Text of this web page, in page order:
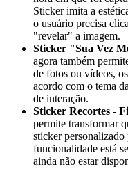
Sticker imita a
o usuário precisa
"revelar" a imagem.
Sticker "Sua Vez
agora também
de fotos ou vídeos,
acordo com o tema
de interação.
Sticker Recortes -
permite transformar
sticker personalizado
funcionalidade está
ainda não estar